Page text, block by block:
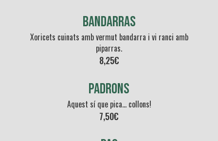
BANDARRAS
Xoricets cuinats amb vermut bandarra i vi ranci amb
piparras.
8,25€
PADRONS
Aquest sí que pica… collons!
7,50€